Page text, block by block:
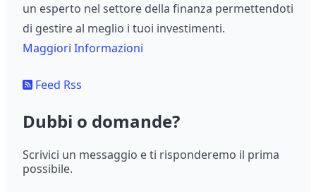
un esperto nel settore della finanza permettendoti
di gestire al meglio i tuoi investimenti.
Maggiori Informazioni
Feed Rss
Dubbi o domande?
Scrivici un messaggio e ti risponderemo il prima
possibile.